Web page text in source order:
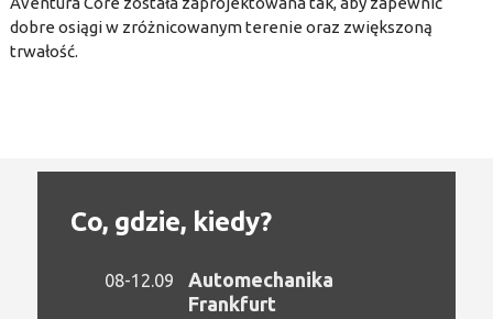
dobre osiągi w zróżnicowanym terenie oraz zwiększoną
trwałość.
Co, gdzie, kiedy?
08-12.09
Automechanika
Frankfurt